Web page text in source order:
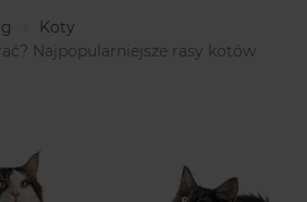
Koty
Najpopularniejsze rasy kotów